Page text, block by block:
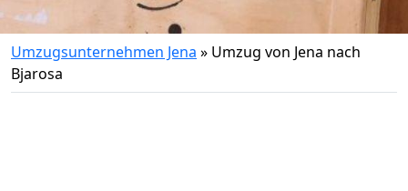
Umzugsunternehmen Jena » Umzug von Jena nach
Bjarosa